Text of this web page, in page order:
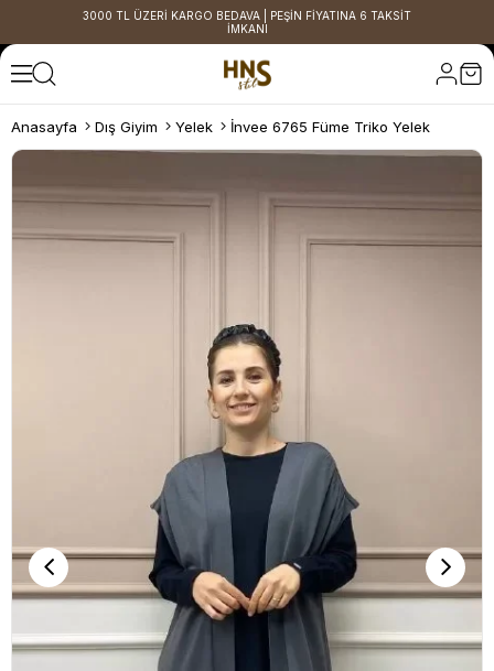
3000 TL ÜZERİ KARGO BEDAVA | PEŞİN FİYATINA 6 TAKSİT
İMKANI
Anasayfa Dış Giyim Yelek İnvee 6765 Füme Triko Yelek